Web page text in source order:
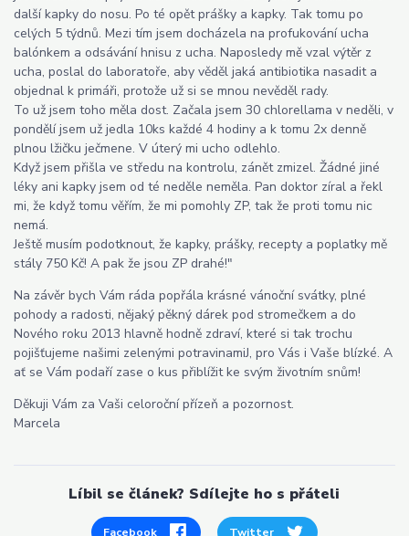
další kapky do nosu. Po té opět prášky a kapky. Tak tomu po
celých 5 týdnů. Mezi tím jsem docházela na profukování ucha
balónkem a odsávání hnisu z ucha. Naposledy mě vzal výtěr z
ucha, poslal do laboratoře, aby věděl jaká antibiotika nasadit a
objednal k primáři, protože už si se mnou nevěděl rady.
To už jsem toho měla dost. Začala jsem 30 chlorellama v neděli, v
pondělí jsem už jedla 10ks každé 4 hodiny a k tomu 2x denně
plnou lžičku ječmene. V úterý mi ucho odlehlo.
Když jsem přišla ve středu na kontrolu, zánět zmizel. Žádné jiné
léky ani kapky jsem od té neděle neměla. Pan doktor zíral a řekl
mi, že když tomu věřím, že mi pomohly ZP, tak že proti tomu nic
nemá.
Ještě musím podotknout, že kapky, prášky, recepty a poplatky mě
stály 750 Kč! A pak že jsou ZP drahé!"
Na závěr bych Vám ráda popřála krásné vánoční svátky, plné
pohody a radosti, nějaký pěkný dárek pod stromečkem a do
Nového roku 2013 hlavně hodně zdraví, které si tak trochu
pojišťujeme našimi zelenými potravinamiJ, pro Vás i Vaše blízké. A
ať se Vám podaří zase o kus přiblížit ke svým životním snům!
Děkuji Vám za Vaši celoroční přízeň a pozornost.
Marcela
Líbil se článek? Sdílejte ho s přáteli
Facebook Twitter